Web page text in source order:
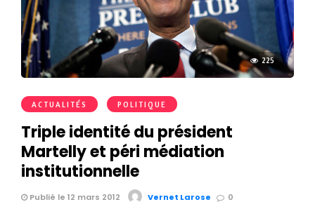
225
ACTUALITÉS POLITIQUE
Triple identité du président
Martelly et péri médiation
institutionnelle
Publié le 12 mars 2012 Vernet Larose 0